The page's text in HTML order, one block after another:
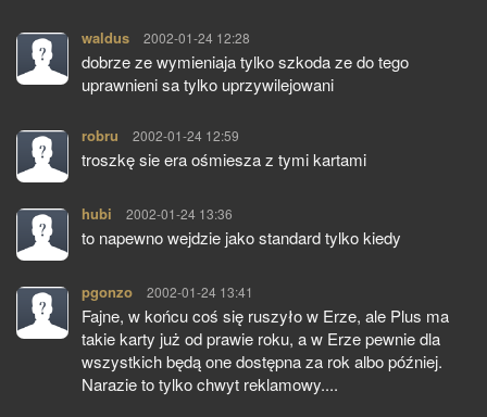
waldus pisze:
2002-01-24 12:28
dobrze ze wymieniaja tylko szkoda ze do tego
uprawnieni sa tylko uprzywilejowani
robru pisze:
2002-01-24 12:59
troszkę sie era ośmiesza z tymi kartami
hubi pisze:
2002-01-24 13:36
to napewno wejdzie jako standard tylko kiedy
pgonzo pisze:
2002-01-24 13:41
Fajne, w końcu coś się ruszyło w Erze, ale Plus ma
takie karty już od prawie roku, a w Erze pewnie dla
wszystkich będą one dostępna za rok albo później.
Narazie to tylko chwyt reklamowy....